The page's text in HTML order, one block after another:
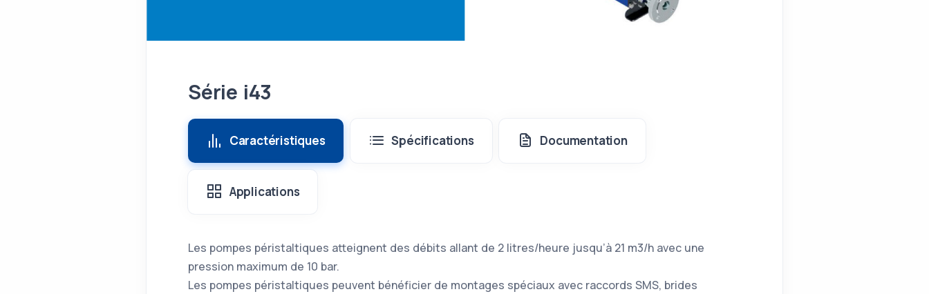
Série i43
Caractéristiques Spécifications Documentation
Applications
Les pompes péristaltiques atteignent des débits allant de 2 litres/heure jusqu’à 21 m3/h avec une
pression maximum de 10 bar.
Les pompes péristaltiques peuvent bénéficier de montages spéciaux avec raccords SMS, brides